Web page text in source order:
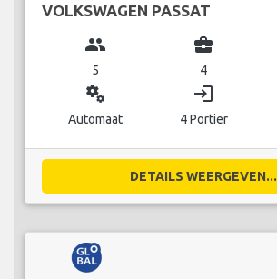
VOLKSWAGEN PASSAT
group
5
business_center
4
miscellaneous_services
Automaat
login
4 Portier
DETAILS WEERGEVEN...